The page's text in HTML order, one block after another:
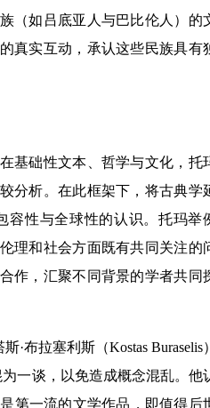
（如吕底亚人与巴比伦人）的
真实互动，承认这些民族具有
础性文本、哲学与文化，托
分析。在此框架下，将古典学
容性与全球性的认识。托玛举
理和社会方面既有共同关注的
作，汇聚不同背景的学者共同
拉塞利斯（Kostas Buraselis）
一谈，以免造成概念混乱。他
第一流的文学作品，即值得后